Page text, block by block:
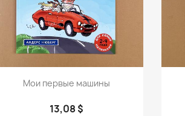
Просмотр
Мои первые машины
13,08 $